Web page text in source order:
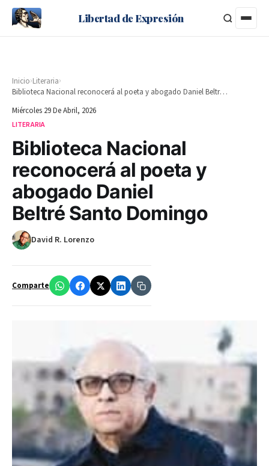
Libertad de Expresión
Inicio›Literaria›
Biblioteca Nacional reconocerá al poeta y abogado Daniel Beltré Santo Domingo
Miércoles 29 De Abril, 2026
LITERARIA
Biblioteca Nacional
reconocerá al poeta y
abogado Daniel
Beltré Santo Domingo
David R. Lorenzo
Comparte